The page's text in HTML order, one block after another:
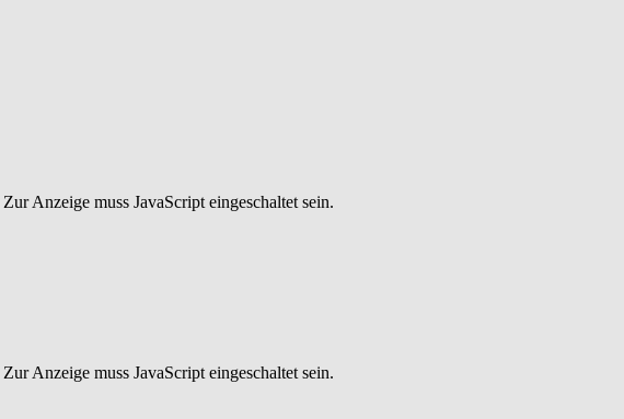
Anzeige muss JavaScript eingeschaltet sein.
Anzeige muss JavaScript eingeschaltet sein.